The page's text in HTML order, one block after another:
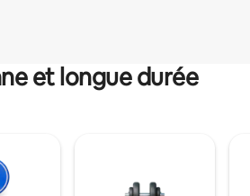
et longue durée